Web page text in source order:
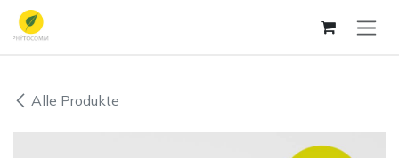
Zum Inhalt springen
Alle Produkte